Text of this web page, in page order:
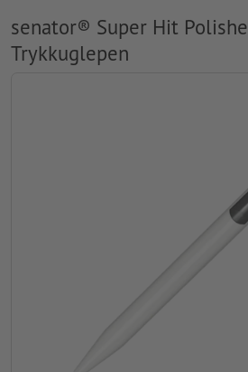
senator® Super Hit
Trykkuglepen